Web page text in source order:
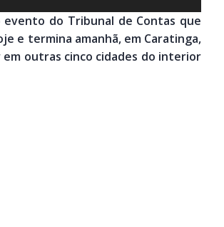
evento do Tribunal de Contas que
e termina amanhã, em Caratinga,
outras cinco cidades do interior